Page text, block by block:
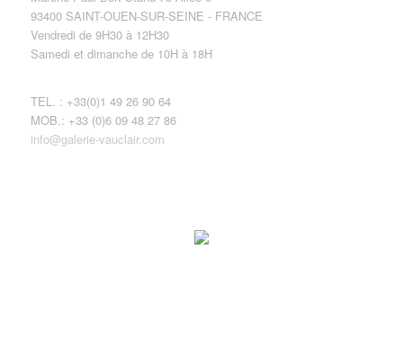
93400 SAINT-OUEN-SUR-SEINE - FRANCE
Vendredi de 9H30 à 12H30
Samedi et dimanche de 10H à 18H
TEL. : +33(0)1 49 26 90 64
MOB.: +33 (0)6 09 48 27 86
info@galerie-vauclair.com